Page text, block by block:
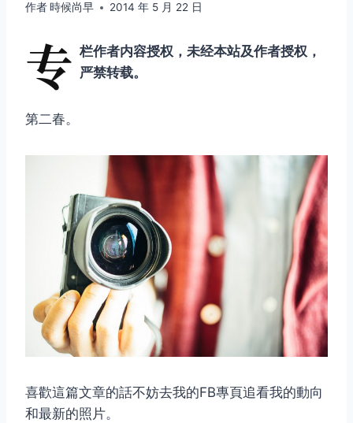
作者時候尚早 2014 年 5 月 22 日
专 栏作者内容授权，未经本站及作者授权，
严禁转载。
第二春。
喜歡這篇文章的話不妨去我的FB專頁追看我的動向
和最新的照片。